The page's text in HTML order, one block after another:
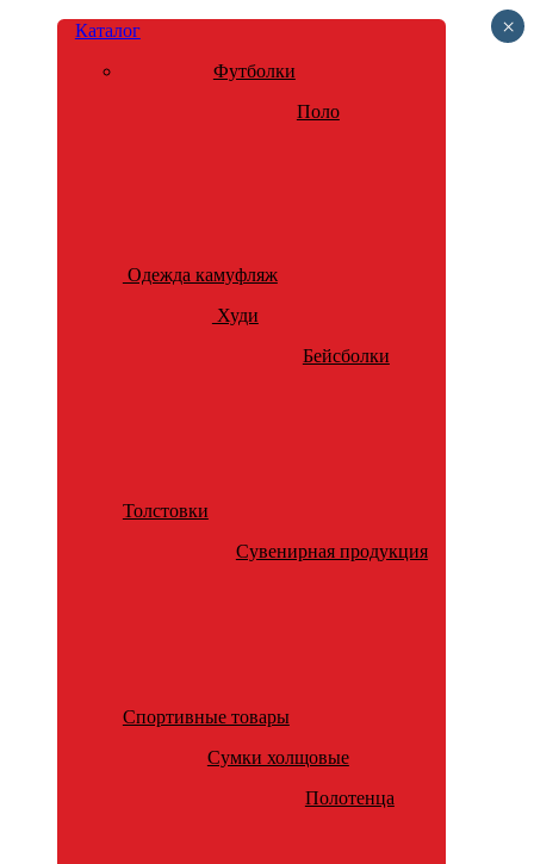
Каталог
Футболки
Поло
Одежда камуфляж
Худи
Бейсболки
Толстовки
Сувенирная продукция
Спортивные товары
Сумки холщовые
Полотенца
×